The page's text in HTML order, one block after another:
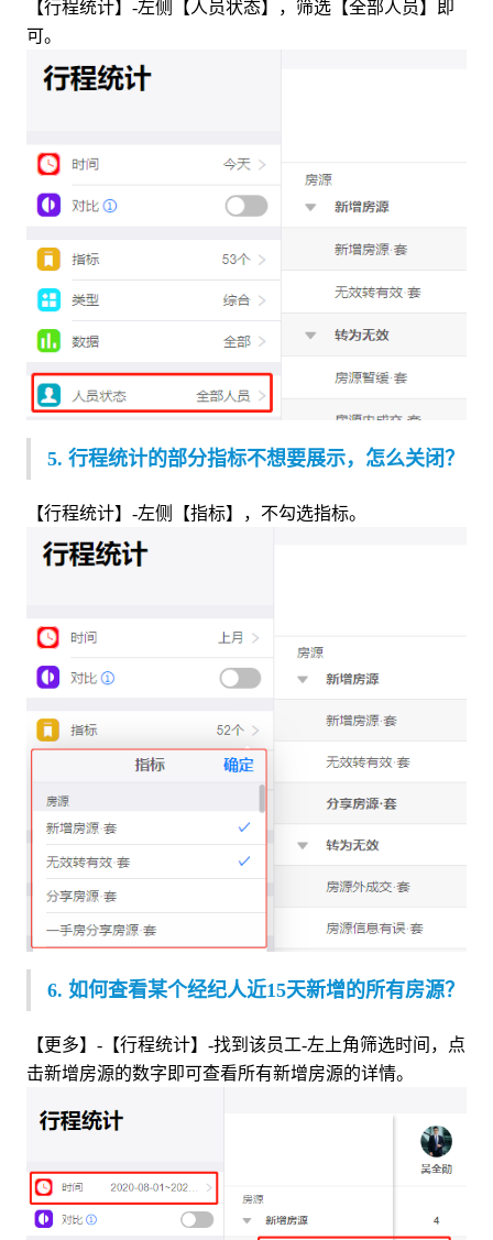
【行程统计】-左侧【人员状态】，筛选【全部人员】即
可。
5. 行程统计的部分指标不想要展示，怎么关闭？
【行程统计】-左侧【指标】，不勾选指标。
6. 如何查看某个经纪人近15天新增的所有房源？
【更多】-【行程统计】-找到该员工-左上角筛选时间，点
击新增房源的数字即可查看所有新增房源的详情。